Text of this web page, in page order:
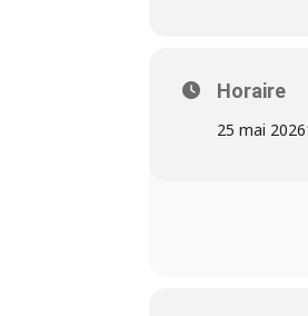
Horaire
25 mai 2026